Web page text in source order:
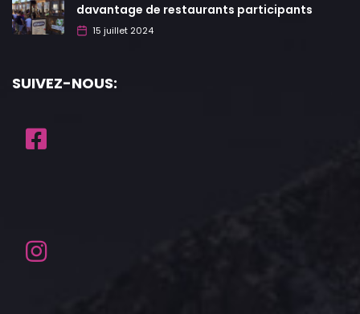
davantage de restaurants participants
15 juillet 2024
SUIVEZ-NOUS: